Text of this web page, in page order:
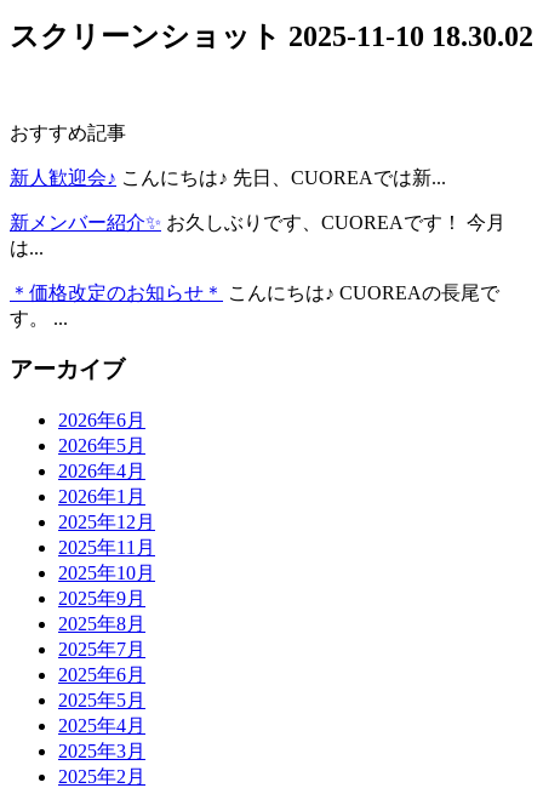
スクリーンショット 2025-11-10 18.30.02
おすすめ記事
新人歓迎会♪ こんにちは♪ 先日、CUOREAでは新...
新メンバー紹介✨ お久しぶりです、CUOREAです！ 今月
は...
＊価格改定のお知らせ＊
こんにちは♪ CUOREAの長尾で
す。 ...
アーカイブ
2026年6月
2026年5月
2026年4月
2026年1月
2025年12月
2025年11月
2025年10月
2025年9月
2025年8月
2025年7月
2025年6月
2025年5月
2025年4月
2025年3月
2025年2月